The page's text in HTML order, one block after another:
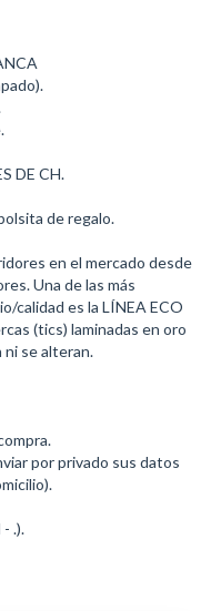
DE CH.
de regalo.
en el mercado desde
Una de las más
calidad es la LÍNEA ECO
(tics) laminadas en oro
ni se alteran.
por privado sus datos
.).